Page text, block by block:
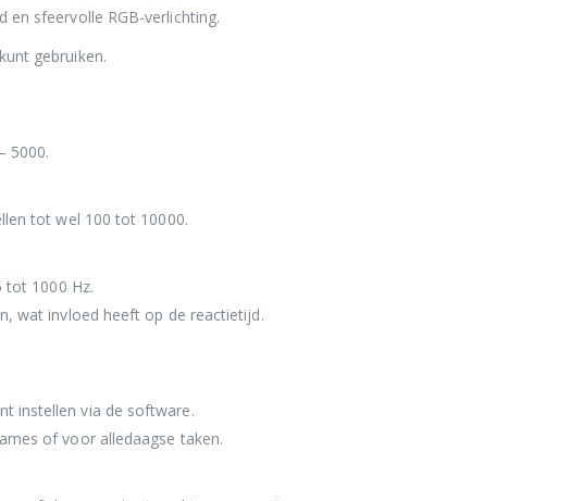
en sfeervolle RGB-verlichting.
gebruiken.
5000.
tot wel 100 tot 10000.
tot 1000 Hz.
wat invloed heeft op de reactietijd.
instellen via de software.
of voor alledaagse taken.